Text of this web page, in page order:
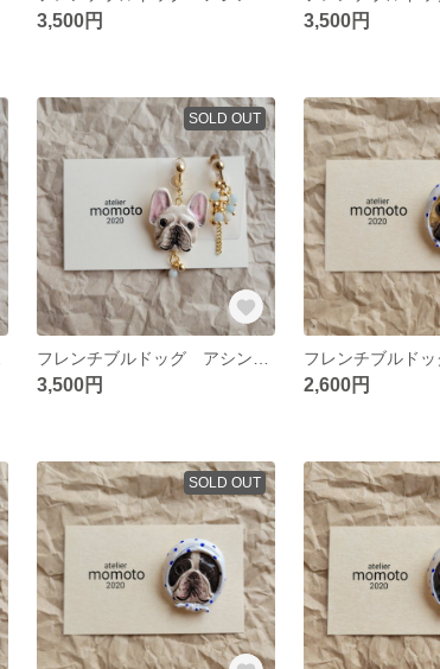
3,500円 3,500円
SOLD OUT
3,500円 2,600円
SOLD OUT